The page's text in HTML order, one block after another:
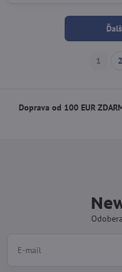
1 2
Doprava od 100 EUR